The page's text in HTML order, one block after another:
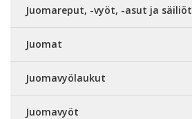
Juomareput, -vyöt, -asut ja säiliöt
Juomat
Juomavyölaukut
Juomavyöt